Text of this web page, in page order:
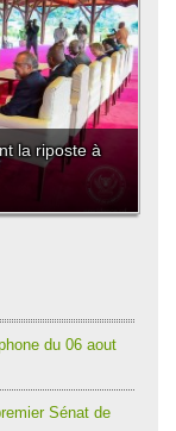
la riposte à
du 06 aout
Sénat de